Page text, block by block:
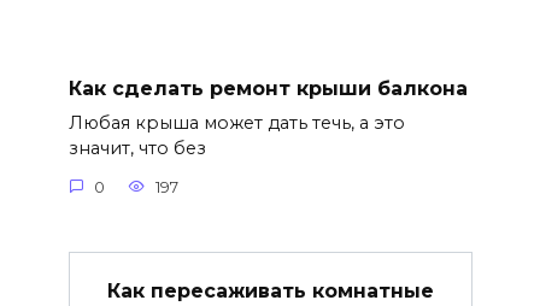
Как сделать ремонт крыши балкона
Любая крыша может дать течь, а это
значит, что без
0 197
Как пересаживать комнатные